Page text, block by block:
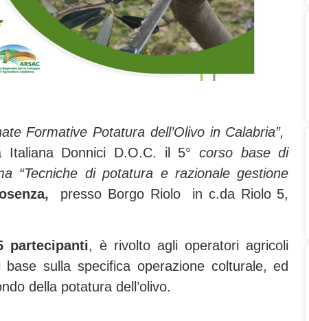
Formative Potatura dell’Olivo in Calabria”,
Italiana Donnici D.O.C. il
5°corso base di
“Tecniche di potatura e razionale gestione
presso Borgo Riolo in c.da Riolo 5,
partecipanti, è rivolto agli operatori agricoli
sulla specifica operazione colturale, ed
della potatura dell’olivo.